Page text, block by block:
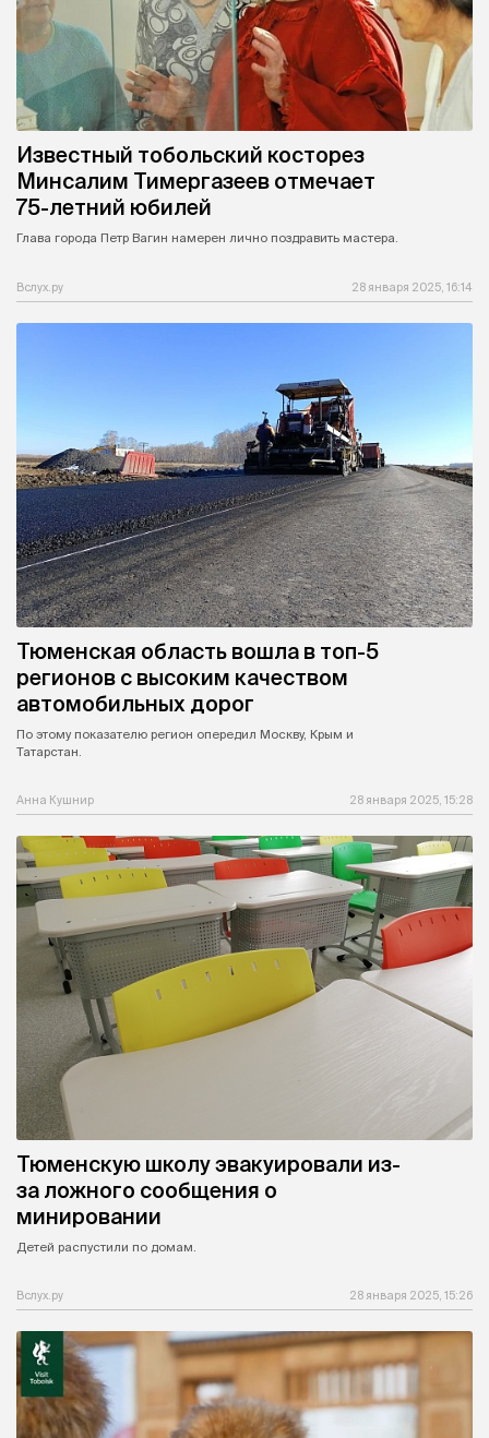
Известный тобольский косторез
Минсалим Тимергазеев отмечает
75-летний юбилей
Глава города Петр Вагин намерен лично поздравить мастера.
Вслух.ру 28 января 2025, 16:14
Тюменская область вошла в топ-5
регионов с высоким качеством
автомобильных дорог
По этому показателю регион опередил Москву, Крым и
Татарстан.
Анна Кушнир 28 января 2025, 15:28
Тюменскую школу эвакуировали из-
за ложного сообщения о
минировании
Детей распустили по домам.
Вслух.ру 28 января 2025, 15:26